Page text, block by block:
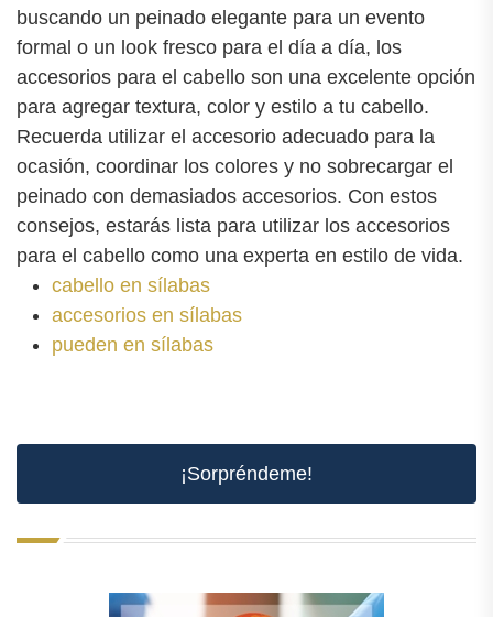
buscando un peinado elegante para un evento
formal o un look fresco para el día a día, los
accesorios para el cabello son una excelente opción
para agregar textura, color y estilo a tu cabello.
Recuerda utilizar el accesorio adecuado para la
ocasión, coordinar los colores y no sobrecargar el
peinado con demasiados accesorios. Con estos
consejos, estarás lista para utilizar los accesorios
para el cabello como una experta en estilo de vida.
cabello en sílabas
accesorios en sílabas
pueden en sílabas
¡Sorpréndeme!